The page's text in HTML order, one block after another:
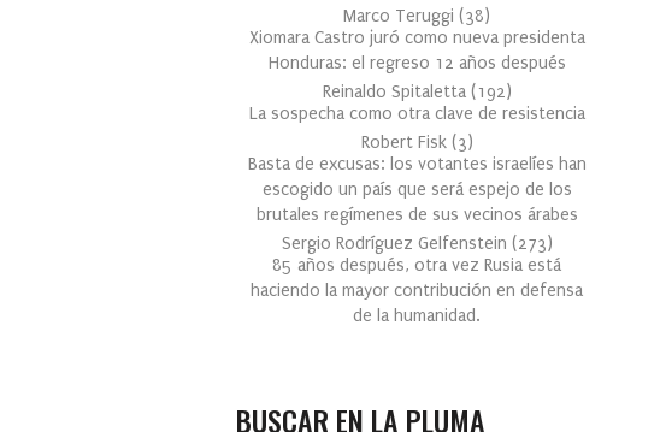
Marco Teruggi (38)
Xiomara Castro juró como nueva presidenta
Honduras: el regreso 12 años después
Reinaldo Spitaletta (192)
La sospecha como otra clave de resistencia
Robert Fisk (3)
Basta de excusas: los votantes israelíes han
escogido un país que será espejo de los
brutales regímenes de sus vecinos árabes
Sergio Rodríguez Gelfenstein (273)
85 años después, otra vez Rusia está
haciendo la mayor contribución en defensa
de la humanidad.
BUSCAR EN LA PLUMA